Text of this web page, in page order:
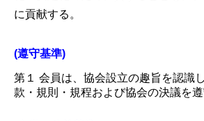
に貢献する。
(遵守基準)
第１ 会員は、協会設立の趣旨を認識
款・規則・規程および協会の決議を遵